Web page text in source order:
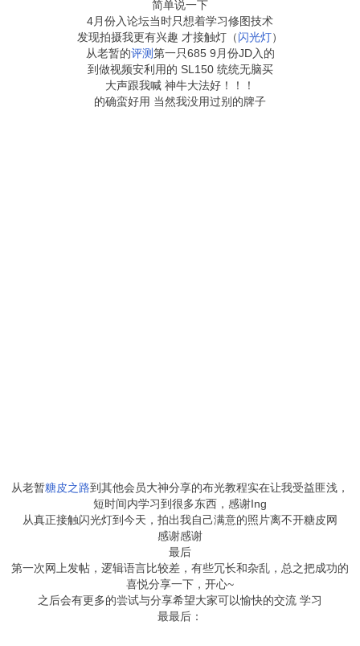
简单说一下
4月份入论坛当时只想着学习修图技术
发现拍摄我更有兴趣 才接触灯（闪光灯）
从老暂的评测第一只685 9月份JD入的
到做视频安利用的 SL150 统统无脑买
大声跟我喊 神牛大法好！！！
的确蛮好用 当然我没用过别的牌子
从老暂糖皮之路到其他会员大神分享的布光教程实在让我受益匪浅，
短时间内学习到很多东西，感谢Ing
从真正接触闪光灯到今天，拍出我自己满意的照片离不开糖皮网
感谢感谢
最后
第一次网上发帖，逻辑语言比较差，有些冗长和杂乱，总之把成功的
喜悦分享一下，开心~
之后会有更多的尝试与分享希望大家可以愉快的交流 学习
最最后：